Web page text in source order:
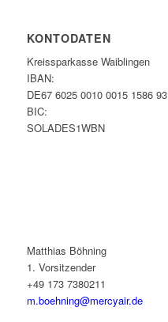
KONTODATEN
Kreissparkasse Waiblingen
IBAN:
DE67 6025 0010 0015 1586 93
BIC:
SOLADES1WBN
Matthias Böhning
1. Vorsitzender
+49 173 7380211
m.boehning@mercyair.de